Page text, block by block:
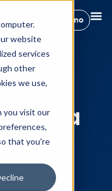
website
services
other
we use,
you visit our
that you're
Reserva demo
na